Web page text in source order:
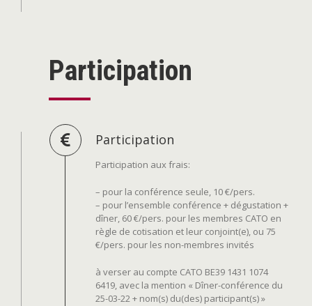
Participation
Participation
Participation aux frais:
– pour la conférence seule, 10 €/pers.
– pour l’ensemble conférence + dégustation +
dîner, 60 €/pers. pour les membres CATO en
règle de cotisation et leur conjoint(e), ou 75
€/pers. pour les non-membres invités
à verser au compte CATO BE39 1431 1074
6419, avec la mention « Dîner-conférence du
25-03-22 + nom(s) du(des) participant(s) »